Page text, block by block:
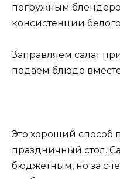
погружным
консистенции белого
Заправляем салат
подаем блюдо
Это хороший способ
праздничный стол.
бюджетным, но за